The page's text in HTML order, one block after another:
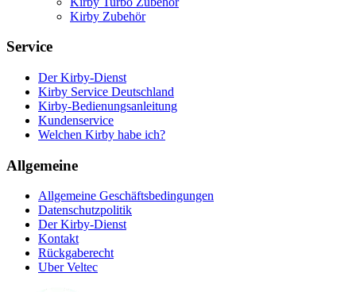
Kirby Zubehör
Service
Der Kirby-Dienst
Kirby Service Deutschland
Kirby-Bedienungsanleitung
Kundenservice
Welchen Kirby habe ich?
Allgemeine
Allgemeine Geschäftsbedingungen
Datenschutzpolitik
Der Kirby-Dienst
Kontakt
Rückgaberecht
Uber Veltec